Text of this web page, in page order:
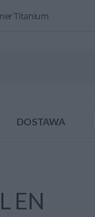
Titanium
DOSTAWA
EN